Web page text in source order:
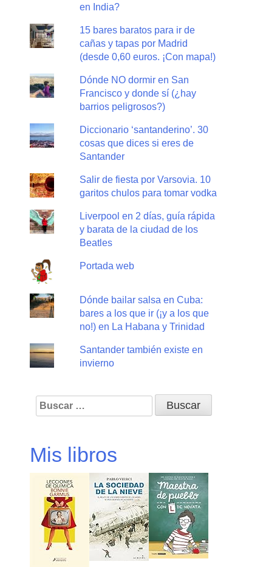
en India?
15 bares baratos para ir de
cañas y tapas por Madrid
(desde 0,60 euros. ¡Con mapa!)
Dónde NO dormir en San
Francisco y donde sí (¿hay
barrios peligrosos?)
Diccionario ‘santanderino’. 30
cosas que dices si eres de
Santander
Salir de fiesta por Varsovia. 10
garitos chulos para tomar vodka
Liverpool en 2 días, guía rápida
y barata de la ciudad de los
Beatles
Portada web
Dónde bailar salsa en Cuba:
bares a los que ir (¡y a los que
no!) en La Habana y Trinidad
Santander también existe en
invierno
Buscar:
Mis libros